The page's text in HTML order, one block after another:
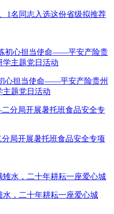
1名同志入选这份省级拟推荐
心担当使命——平安产险贵州
主题党日活动
局开展暑托班食品安全专项
，二十年耕耘一座爱心城